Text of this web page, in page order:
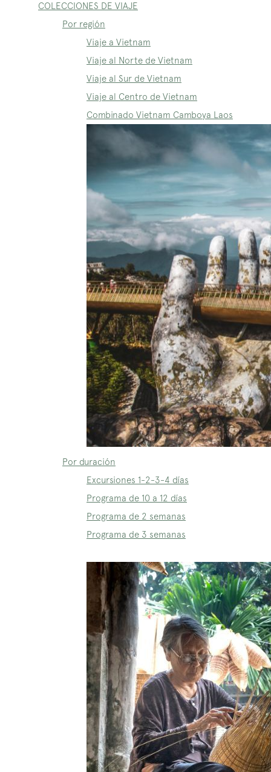
COLECCIONES DE VIAJE
Por región
Viaje a Vietnam
Viaje al Norte de Vietnam
Viaje al Sur de Vietnam
Viaje al Centro de Vietnam
Combinado Vietnam Camboya Laos
Por duración
Excursiones 1-2-3-4 días
Programa de 10 a 12 días
Programa de 2 semanas
Programa de 3 semanas